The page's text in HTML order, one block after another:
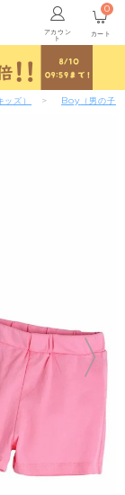
アカウン
ト カート
0
ッズ） Boy （男の子）